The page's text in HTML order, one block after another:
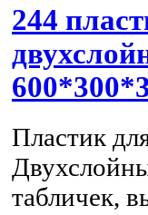
244
Пластик
табличек,